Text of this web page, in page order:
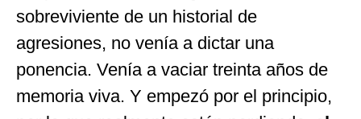
sobreviviente de un historial de
agresiones, no venía a dictar una
ponencia. Venía a vaciar treinta años de
memoria viva. Y empezó por el principio,